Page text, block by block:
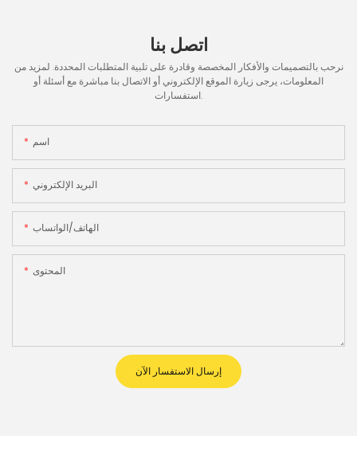
اتصل بنا
نرحب بالتصميمات والأفكار المخصصة وقادرة على تلبية المتطلبات المحددة. لمزيد من
المعلومات، يرجى زيارة الموقع الإلكتروني أو الاتصال بنا مباشرة مع أسئلة أو
استفسارات.
اسم
البريد الإلكتروني
الهاتف/الواتساب
المحتوى
إرسال الاستفسار الآن